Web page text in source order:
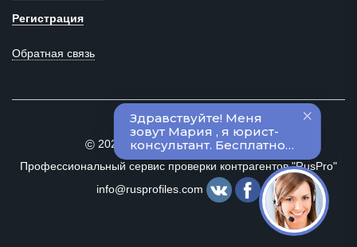
Регистрация
Обратная связь
©2020–2024 Все права защищены
Профессиональный сервис проверки контрагентов "RusPro"
info@rusprofiles.com